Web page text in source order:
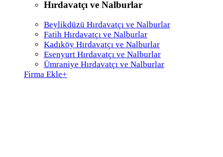
Hırdavatçı ve Nalburlar
Beylikdüzü Hırdavatçı ve Nalburlar
Fatih Hırdavatçı ve Nalburlar
Kadıköy Hırdavatçı ve Nalburlar
Esenyurt Hırdavatçı ve Nalburlar
Ümraniye Hırdavatçı ve Nalburlar
Firma Ekle+